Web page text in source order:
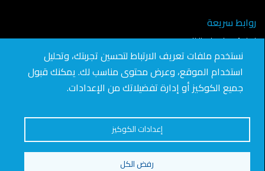
روابط سريعة
نمذجة معلومات البناء
آخر الأخبار
تواصل معنا
انضم للعمل في "سافيتو"
نستخدم ملفات تعريف الارتباط لتحسين تجربتك، وتحليل
استخدام الموقع، وعرض محتوى مناسب لك. يمكنك قبول
جميع الكوكيز أو إدارة تفضيلاتك من الإعدادات.
إعدادات الكوكيز
رفض الكل